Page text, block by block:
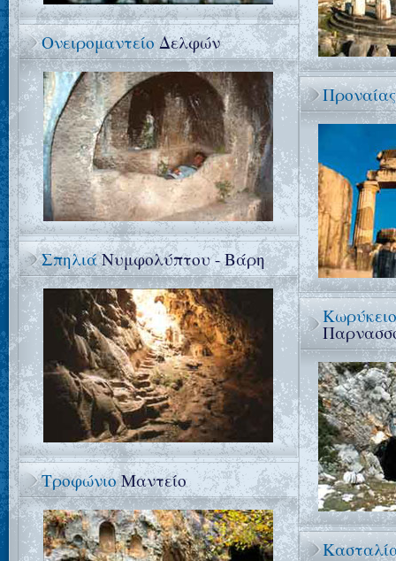
ΟνειρομαντείοΔελφών
ΣπηλιάΝυμφολύπτου - Βάρη
ΤροφώνιοΜαντείο
Προναίας